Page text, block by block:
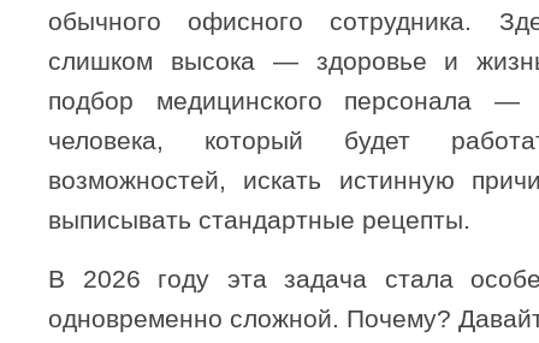
обычного офисного сотрудника.
слишком высока — здоровье и
подбор медицинского персонала —
человека, который будет
возможностей, искать истинную
выписывать стандартные рецепты.
В 2026 году эта задача стала
одновременно сложной. Почему?